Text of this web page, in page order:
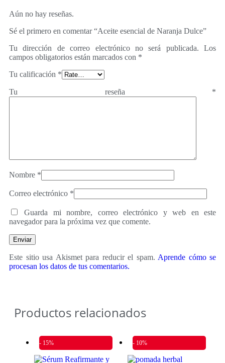
Aún no hay reseñas.
Sé el primero en comentar “Aceite esencial de Naranja Dulce”
Tu dirección de correo electrónico no será publicada.
Los
campos obligatorios están marcados con *
Tu calificación *
Tu reseña *
Nombre *
Correo electrónico *
Guarda mi nombre, correo electrónico y web en este
navegador para la próxima vez que comente.
Este sitio usa Akismet para reducir el spam. Aprende cómo se
procesan los datos de tus comentarios.
Productos relacionados
- 15% - 10%